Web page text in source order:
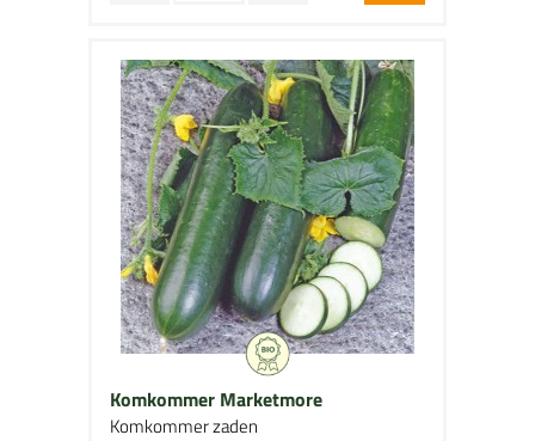
Komkommer Marketmore
Komkommer zaden